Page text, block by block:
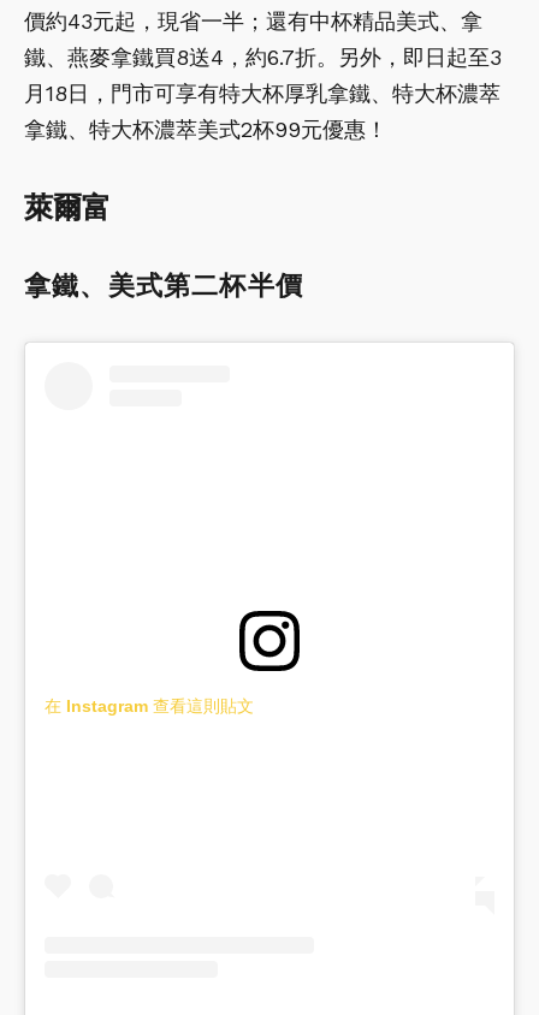
價約43元起，現省一半；還有中杯精品美式、拿
鐵、燕麥拿鐵買8送4，約6.7折。另外，即日起至3
月18日，門市可享有特大杯厚乳拿鐵、特大杯濃萃
拿鐵、特大杯濃萃美式2杯99元優惠！
萊爾富
拿鐵、美式第二杯半價
在 Instagram 查看這則貼文